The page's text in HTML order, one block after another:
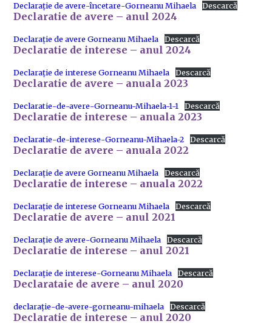
Declarație de avere-încetare-Gorneanu Mihaela Descarcă
Declaratie de avere – anul 2024
Declarație de avere Gorneanu Mihaela Descarcă
Declaratie de interese – anul 2024
Declarație de interese Gorneanu Mihaela Descarcă
Declaratie de avere – anuala 2023
Declaratie-de-avere-Gorneanu-Mihaela-1-1 Descarcă
Declaratie de interese – anuala 2023
Declaratie-de-interese-Gorneanu-Mihaela-2 Descarcă
Declaratie de avere – anuala 2022
Declarație de avere Gorneanu Mihaela Descarcă
Declaratie de interese – anuala 2022
Declarație de interese Gorneanu Mihaela Descarcă
Declaratie de avere – anul 2021
Declarație de avere-Gorneanu Mihaela Descarcă
Declaratie de interese – anul 2021
Declarație de interese-Gorneanu Mihaela Descarcă
Declarataie de avere – anul 2020
declarație-de-avere-gorneanu-mihaela Descarcă
Declaratie de interese – anul 2020